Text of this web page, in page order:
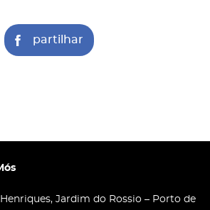
partilhar
Jardim do Rossio – Porto de